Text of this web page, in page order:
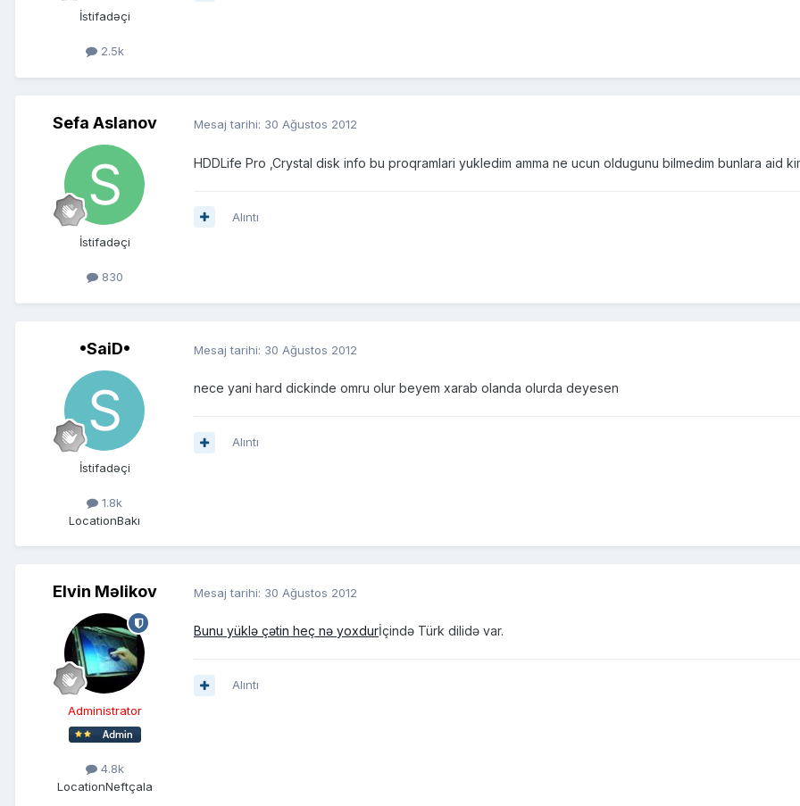
İstifadəçi
2.5k
Sefa Aslanov
İstifadəçi
830
Mesaj tarihi: 30 Ağustos 2012
HDDLife Pro ,Crystal disk info bu proqramlari yukledim amma ne ucun oldugunu bilmedim bunlara aid
Alıntı
•SaiD•
İstifadəçi
1.8k
LocationBakı
Mesaj tarihi: 30 Ağustos 2012
nece yani hard dickinde omru olur beyem xarab olanda olurda deyesen
Alıntı
Elvin Məlikov
Administrator
4.8k
LocationNeftçala
Mesaj tarihi: 30 Ağustos 2012
Bunu yüklə çətin heç nə yoxdurİçində Türk dilidə var.
Alıntı